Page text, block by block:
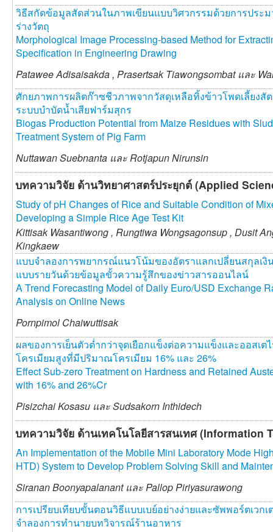
วิธีสกัดข้อมูลสัดส่วนในภาพเขียนแบบวิศวกรรมด้วยการประ
ร่างวัตถุ
Morphological Image Processing-based Method for
Specification in Engineering Drawing
Patawee Adisaisakda , Prasertsak Tiawongsombat และ
ศักยภาพการผลิตก๊าซชีวภาพจากวัสดุเหลือทิ้งข้าวโพดเลี้ยงสั
ระบบบำบัดน้ำเสียฟาร์มสุกร
Biogas Production Potential from Maize Residues with
Treatment System of Pig Farm
Nuttawan Suebnanta และRotjapun Nirunsin
บทความวิจัย ด้านวิทยาศาสตร์ประยุกต์ (Applied
Study of pH Changes of Rice and Suitable Condition of
Developing a Simple Rice Age Test Kit
Kittisak Wasantiwong , Rungtiwa Wongsagonsup , Dusit
Kingkaew
แบบจําลองการพยากรณ์แนวโน้มของอัตราแลกเปลี่ยนสกุลเงิ
แบบรายวันด้วยข้อมูลขั้วความรู้สึกของข่าวสารออนไลน์
A Trend Forecasting Model of Daily Euro/USD Exchange
Analysis on Online News
Pornpimol Chaiwuttisak
ผลของการเย็นตัวต่ำกว่าจุดเยือกแข็งต่อความแข็งและออสเต
โครเมียมสูงที่มีปริมาณโครเมียม 16% และ 26%
Effect Sub-zero Treatment on Hardness and Retained
with 16% and 26%Cr
Pisizchai Kosasu และSudsakorn Inthidech
บทความวิจัย ด้านเทคโนโลยีสารสนเทศ (Information
An Implementation of the Mobile Mini Laboratory Mode
HTD) System to Develop Problem Solving Skill and
Siranan Boonyapalanant และPallop Piriyasurawong
การเปรียบเทียบขั้นตอนวิธีแบบเบย์อย่างง่ายและซัพพอร์ตเว
จำลองการทำนายบทวิจารณ์ร้านอาหาร